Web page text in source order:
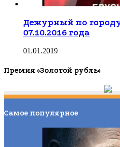
Дежурный по
07.10.2016 года
01.01.2019
Премия «Золотой рубль»
Самое популярное